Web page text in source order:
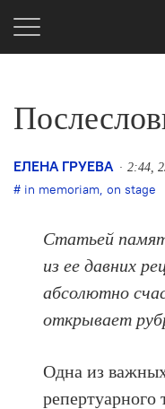
ЕЛЕНА ГРУЕВА 2:44,
in memoriam, on stage
Статьей
из ее давних
абсолютно
открывает
Одна из
репертуарного